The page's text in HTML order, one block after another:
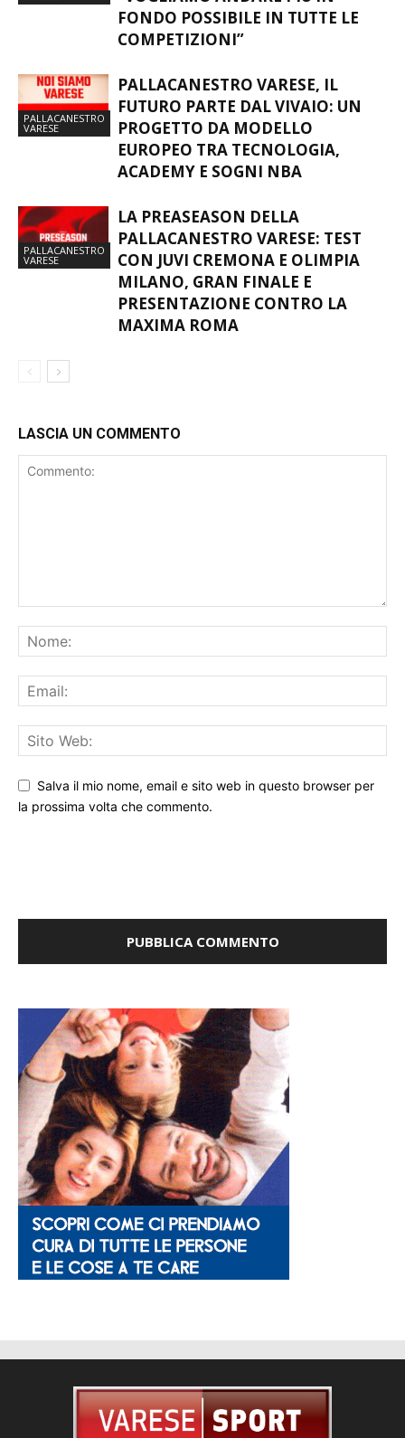
FONDO POSSIBILE IN TUTTE LE
COMPETIZIONI”
PALLACANESTRO
VARESE
PALLACANESTRO VARESE, IL
FUTURO PARTE DAL VIVAIO: UN
PROGETTO DA MODELLO
EUROPEO TRA TECNOLOGIA,
ACADEMY E SOGNI NBA
PALLACANESTRO
VARESE
LA PREASEASON DELLA
PALLACANESTRO VARESE: TEST
CON JUVI CREMONA E OLIMPIA
MILANO, GRAN FINALE E
PRESENTAZIONE CONTRO LA
MAXIMA ROMA
LASCIA UN COMMENTO
Salva il mio nome, email e sito web in questo browser per
la prossima volta che commento.